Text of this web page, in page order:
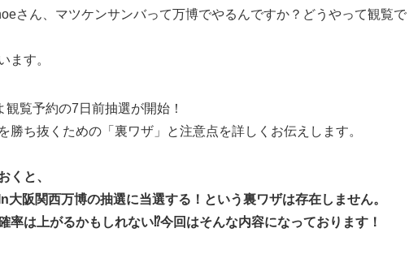
さん、マツケンサンバって万博でやるんですか？どうやって観覧で
ます。
覧予約の7日前抽選が開始！
勝ち抜くための「裏ワザ」と注意点を詳しくお伝えします。
くと、
大阪関西万博の抽選に当選する！という裏ワザは存在しません。
率は上がるかもしれない⁉今回はそんな内容になっております！